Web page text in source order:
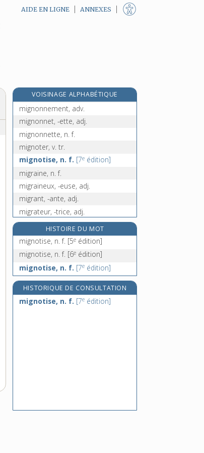
AIDE EN LIGNE ANNEXES
VOISINAGE ALPHABÉTIQUE
mignonne, n. f. [7 édition]
mignonnement, adv.
mignonnet, -ette, adj.
mignonnette, n. f.
mignoter, v. tr.
mignotise, n. f. [7e édition]
migraine, n. f.
migraineux, -euse, adj.
migrant, -ante, adj.
migrateur, -trice, adj.
migration, n. f.
migratoire, adj.
migrer, v. intr.
mihrab, n. m.
mi-jambe (à), loc. adv.
HISTOIRE DU MOT
mignotise, n. f. [5e édition]
mignotise, n. f. [6e édition]
mignotise, n. f. [7e édition]
HISTORIQUE DE CONSULTATION
mignotise, n. f. [7e édition]